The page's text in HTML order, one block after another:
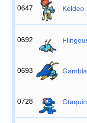
0647 Keldeo
0692
0693
0728 Otaquin